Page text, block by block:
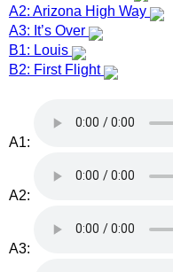
A2: Arizona High Way
A3: It’s Over
B1: Louis
B2: First Flight
A1:
A2:
A3: